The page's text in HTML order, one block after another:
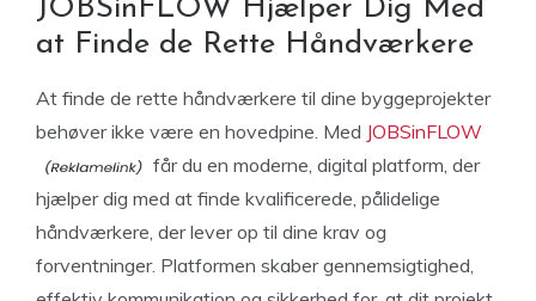
JOBSinFLOW Hjælper Dig Med
at Finde de Rette Håndværkere
At finde de rette håndværkere til dine byggeprojekter
behøver ikke være en hovedpine. Med JOBSinFLOW
får du en moderne, digital platform, der
hjælper dig med at finde kvalificerede, pålidelige
håndværkere, der lever op til dine krav og
forventninger. Platformen skaber gennemsigtighed,